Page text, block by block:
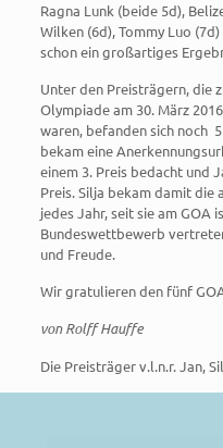
Ragna Lunk (beide 5d),
Wilken (6d), Tommy Luo
schon ein großartiges
Unter den Preisträgern, die
Olympiade am 30. März
waren, befanden sich noch
bekam eine
einem 3. Preis bedacht und
Preis. Silja bekam damit die
jedes Jahr, seit sie am GOA
Bundeswettbewerb
und Freude.
Wir gratulieren den fünf
von Rolff Hauffe
Die Preisträger v.l.n.r. Jan,